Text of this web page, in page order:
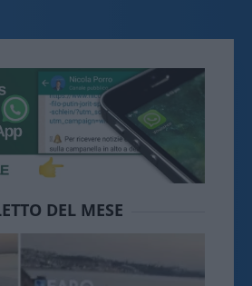
DEL MESE